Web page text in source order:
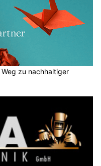
zu nachhaltiger